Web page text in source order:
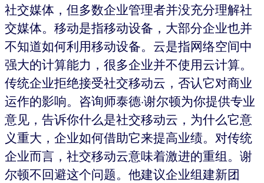
社交媒体，但多数企业管理者并没充分理解社
交媒体。移动是指移动设备，大部分企业也并
不知道如何利用移动设备。云是指网络空间中
强大的计算能力，很多企业并不使用云计算。
传统企业拒绝接受社交移动云，否认它对商业
运作的影响。咨询师泰德·谢尔顿为你提供专业
意见，告诉你什么是社交移动云，为什么它意
义重大，企业如何借助它来提高业绩。对传统
企业而言，社交移动云意味着激进的重组。谢
尔顿不回避这个问题。他建议企业组建新团